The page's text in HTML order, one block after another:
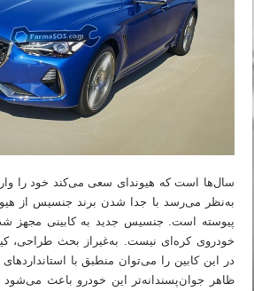
سال‌ها است که هیوندای سعی می‌کند خود را
به‌نظر می‌رسد با جدا شدن برند جنسیس از
پیوسته است. جنسیس جدید به کابینی مجهز
خودروی کره‌ای نیست. به‌غیراز بحث طراحی،
در این کابین را می‌توان منطبق با
ظاهر جوان‌پسندانه‌تر این خودرو باعث